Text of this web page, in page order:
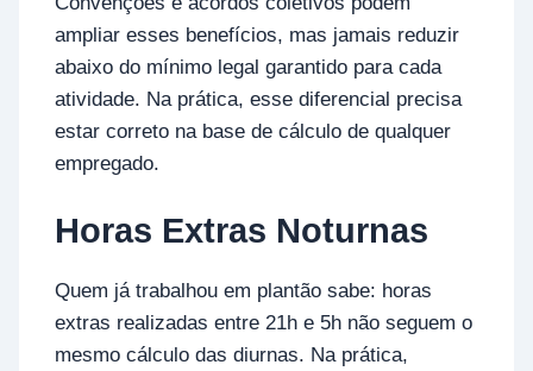
ampliar esses benefícios, mas jamais reduzir
abaixo do mínimo legal garantido para cada
atividade. Na prática, esse diferencial precisa
estar correto na base de cálculo de qualquer
empregado.
Horas Extras Noturnas
Quem já trabalhou em plantão sabe: horas
extras realizadas entre 21h e 5h não seguem o
mesmo cálculo das diurnas. Na prática,